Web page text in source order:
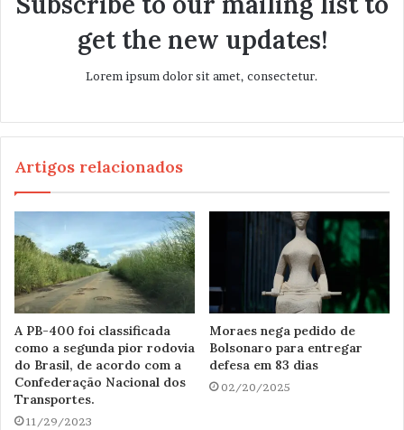
get the new updates!
Lorem ipsum dolor sit amet, consectetur.
Artigos relacionados
A PB-400 foi classificada
como a segunda pior rodovia
do Brasil, de acordo com a
Confederação Nacional dos
Transportes.
11/29/2023
Moraes nega pedido de
Bolsonaro para entregar
defesa em 83 dias
02/20/2025